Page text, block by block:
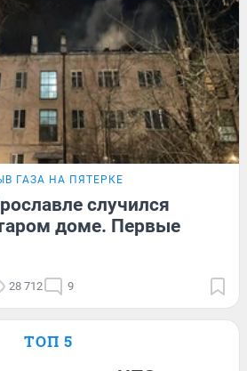
ГАЗА НА ПЯТЕРКЕ
случился
доме. Первые
28 712 9
ТОП 5